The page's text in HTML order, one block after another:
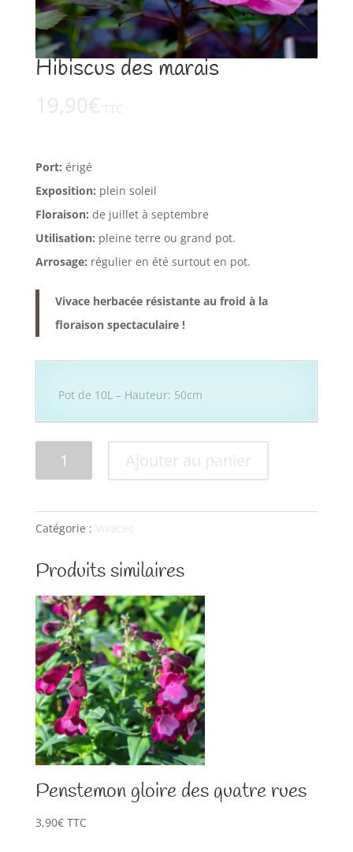
Hibiscus des marais
19,90€ TTC
Port: érigé
Exposition: plein soleil
Floraison: de juillet à septembre
Utilisation: pleine terre ou grand pot.
Arrosage: régulier en été surtout en pot.
Vivace herbacée résistante au froid à la
floraison spectaculaire !
Pot de 10L – Hauteur: 50cm
quantité
de
des
Ajouter au panier
Catégorie : Vivaces
Produits similaires
Penstemon gloire des quatre rues
3,90€ TTC